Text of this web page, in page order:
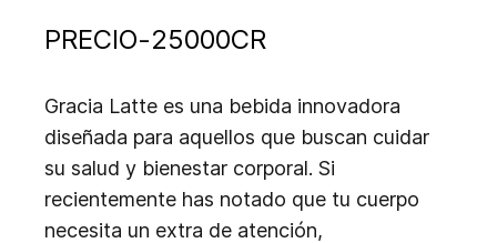
PRECIO-25000CR
Gracia Latte es una bebida innovadora
diseñada para aquellos que buscan cuidar
su salud y bienestar corporal. Si
recientemente has notado que tu cuerpo
necesita un extra de atención,